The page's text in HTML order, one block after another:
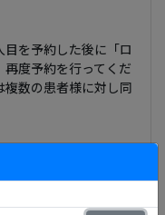
を予約した後に「ロ
度予約を行ってくだ
数の患者様に対し同
表示されていない）